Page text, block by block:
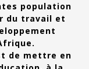
population
du travail et
de mettre en